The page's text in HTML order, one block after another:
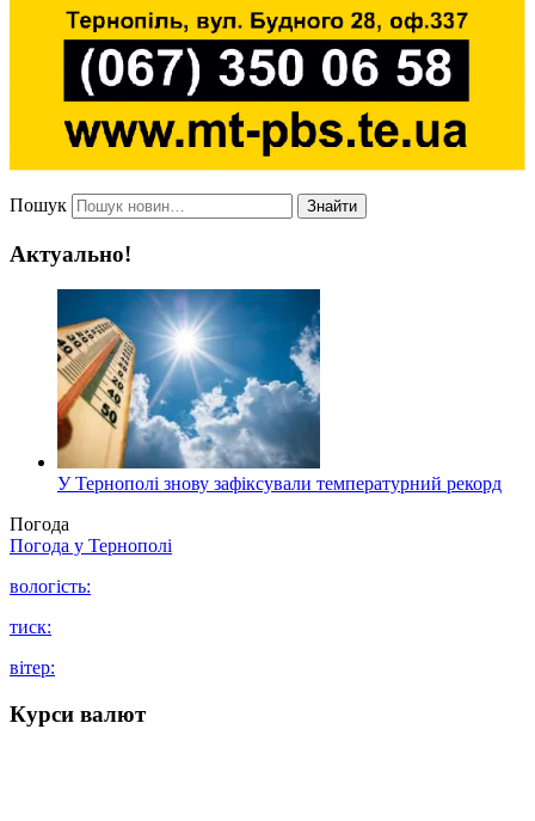
Пошук Знайти
Актуально!
У Тернополі знову зафіксували температурний рекорд
Погода
Погода у Тернополі
вологість:
тиск:
вітер:
Курси валют